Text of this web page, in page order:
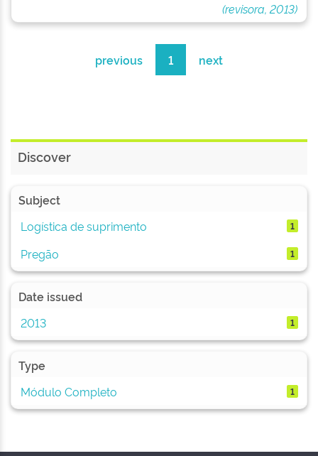
(revisora, 2013)
previous 1 next
Discover
Subject
Logística de suprimento
1
Pregão 1
Date issued
2013
1
Type
Módulo Completo
1